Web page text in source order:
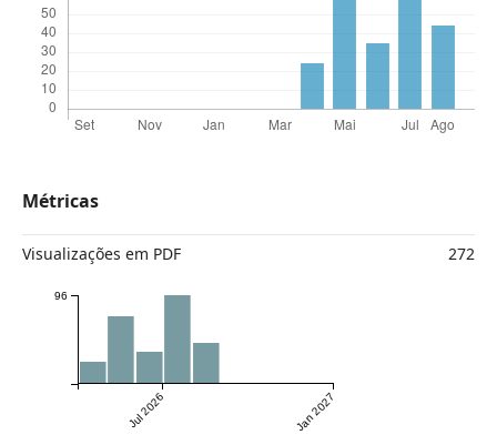
Métricas
Visualizações em PDF 272
Jul 2026 Jan 2027
96